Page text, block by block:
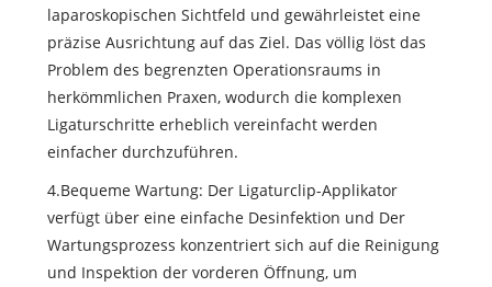
laparoskopischen Sichtfeld und gewährleistet eine
präzise Ausrichtung auf das Ziel. Das völlig löst das
Problem des begrenzten Operationsraums in
herkömmlichen Praxen, wodurch die komplexen
Ligaturschritte erheblich vereinfacht werden
einfacher durchzuführen.
4.Bequeme Wartung: Der Ligaturclip-Applikator
verfügt über eine einfache Desinfektion und Der
Wartungsprozess konzentriert sich auf die Reinigung
und Inspektion der vorderen Öffnung, um